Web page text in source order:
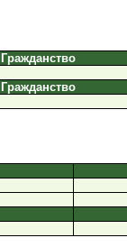
Гражданство
Гражданство